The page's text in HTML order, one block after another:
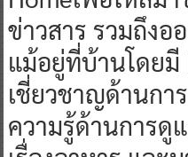
ข่าวสาร รวมถึงอ
แม้อยู่ที่บ้านโดยมี
เชี่ยวชาญด้านกา
ความรู้ด้านการดู